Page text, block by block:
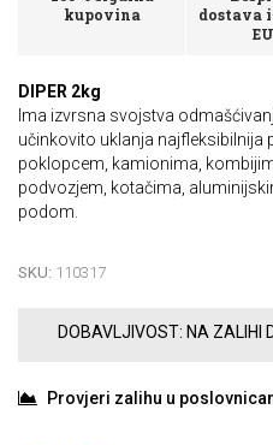
kupovina
dostava
DIPER 2kg
Ima izvrsna svojstva
učinkovito uklanja najfleksibilnija
poklopcem, kamionima,
podvozjem, kotačima,
podom.
SKU: 110317
DOBAVLJIVOST: NA ZALIHI
Provjeri zalihu u